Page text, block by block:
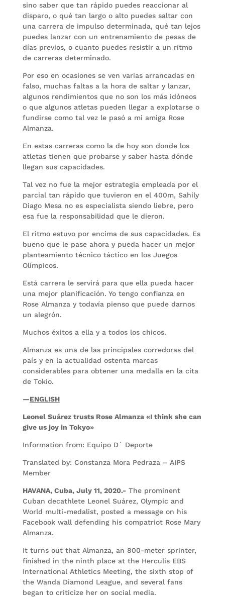
sino saber que tan rápido puedes reaccionar al
disparo, o qué tan largo o alto puedes saltar con
una carrera de impulso determinada, qué tan lejos
puedes lanzar con un entrenamiento de pesas de
días previos, o cuanto puedes resistir a un ritmo
de carreras determinado.
Por eso en ocasiones se ven varias arrancadas en
falso, muchas faltas a la hora de saltar y lanzar,
algunos rendimientos que no son los más idóneos
o que algunos atletas pueden llegar a explotarse o
fundirse como tal vez le pasó a mi amiga Rose
Almanza.
En estas carreras como la de hoy son donde los
atletas tienen que probarse y saber hasta dónde
llegan sus capacidades.
Tal vez no fue la mejor estrategia empleada por el
parcial tan rápido que tuvieron en el 400m, Sahily
Diago Mesa no es especialista siendo liebre, pero
esa fue la responsabilidad que le dieron.
El ritmo estuvo por encima de sus capacidades. Es
bueno que le pase ahora y pueda hacer un mejor
planteamiento técnico táctico en los Juegos
Olímpicos.
Está carrera le servirá para que ella pueda hacer
una mejor planificación. Yo tengo confianza en
Rose Almanza y todavía pienso que puede darnos
un alegrón.
Muchos éxitos a ella y a todos los chicos.
Almanza es una de las principales corredoras del
país y en la actualidad ostenta marcas
considerables para obtener una medalla en la cita
de Tokio.
—ENGLISH
Leonel Suárez trusts Rose Almanza «I think she can
give us joy in Tokyo»
Information from: Equipo D´ Deporte
Translated by: Constanza Mora Pedraza – AIPS
Member
HAVANA, Cuba, July 11, 2020.-The prominent
Cuban decathlete Leonel Suárez, Olympic and
World multi-medalist, posted a message on his
Facebook wall defending his compatriot Rose Mary
Almanza.
It turns out that Almanza, an 800-meter sprinter,
finished in the ninth place at the Herculis EBS
International Athletics Meeting, the sixth stop of
the Wanda Diamond League, and several fans
began to criticize her on social media.